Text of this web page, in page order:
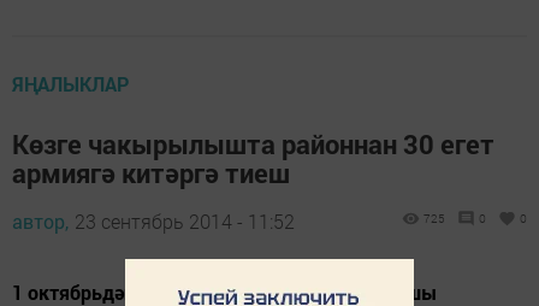
ЯҢАЛЫКЛАР
Көзге чакырылышта районнан 30 егет
армиягә китәргә тиеш
автор, 23 сентябрь 2014 - 11:52 725 0 0
1 октябрьдән 2014 елның көзге чакырылышы